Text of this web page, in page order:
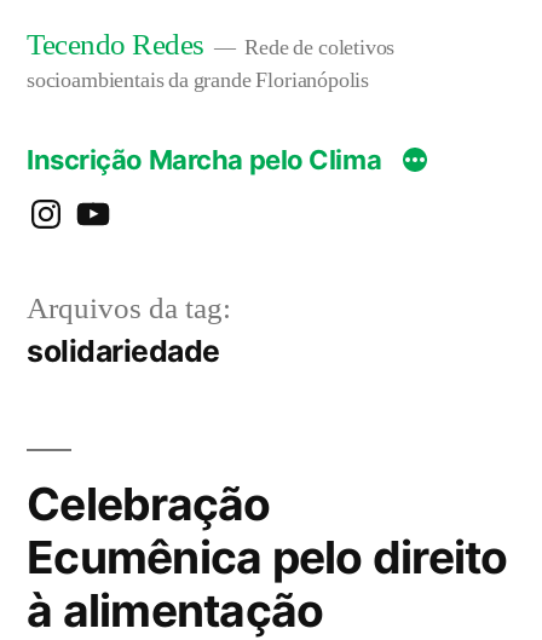
para
conteúdo
Tecendo Redes
Rede de coletivos
socioambientais da grande Florianópolis
Inscrição Marcha pelo Clima
instagramYouTube
Arquivos da tag:
solidariedade
Celebração
Ecumênica pelo direito
à alimentação